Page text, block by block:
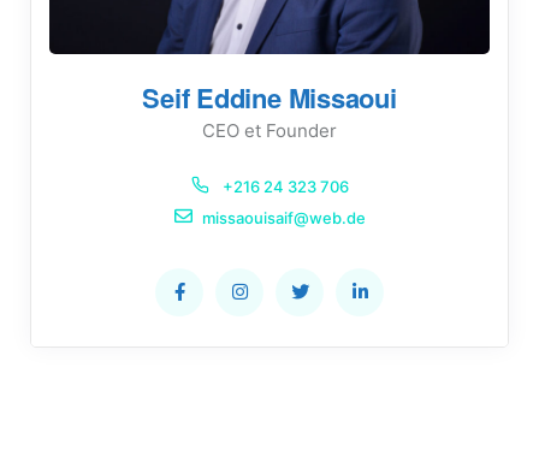
Seif Eddine Missaoui
CEO et Founder
+216 24 323 706
missaouisaif@web.de